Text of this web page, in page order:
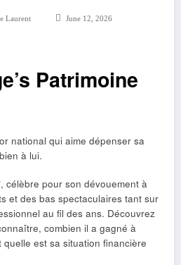
Laurent June 12, 2026
Patrimoine
national qui aime dépenser sa
à lui.
célèbre pour son dévouement à
et des bas spectaculaires tant sur
au fil des ans. Découvrez
combien il a gagné à
quelle est sa situation financière